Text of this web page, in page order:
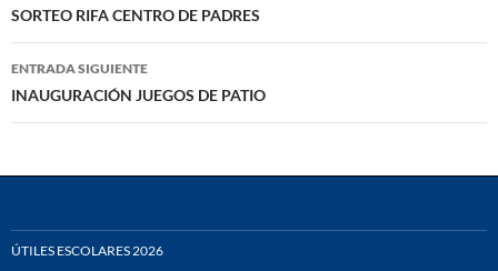
de
entradas
SORTEO RIFA CENTRO DE PADRES
ENTRADA SIGUIENTE
INAUGURACIÓN JUEGOS DE PATIO
ÚTILES ESCOLARES 2026